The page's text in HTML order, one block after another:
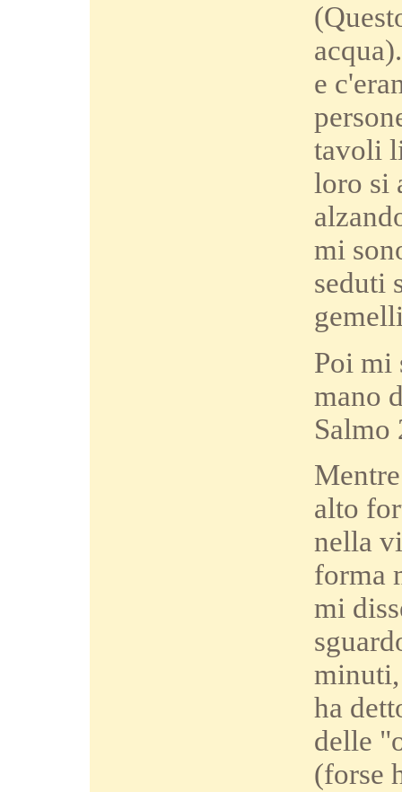
e
tavoli
loro si
mi
seduti
Poi mi
mano
Salmo
alto
nella
forma
mi
ha
delle
(forse